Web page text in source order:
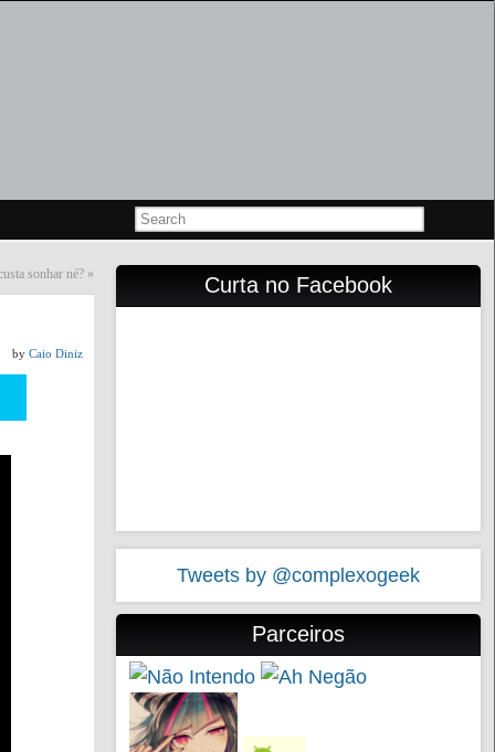
sonhar né? »
by Caio Diniz
Curta no Facebook
Tweets by @complexogeek
Parceiros